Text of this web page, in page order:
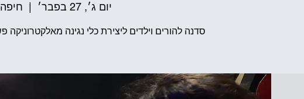
יום ג׳, 27 בפבר׳ חיפה
סדנה להורים וילדים ליצירת כלי נגינה מאלקטרוניקה